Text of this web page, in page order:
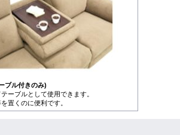
ブル付きのみ)
ーブルとして使用できます。
置くのに便利です。